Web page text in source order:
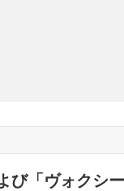
び「ヴォクシ